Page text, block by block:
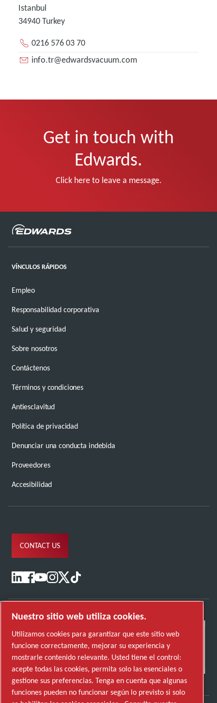
Istanbul
34940Turkey
0216 576 03 70
info.tr@edwardsvacuum.com
Get in touch with
Edwards.
Click here to leave a message.
VÍNCULOS RÁPIDOS
Empleo
Responsabilidad corporativa
Salud y seguridad
Sobre nosotros
Contáctenos
Términos y condiciones
Antiesclavitud
Política de privacidad
Denunciar una conducta indebida
Proveedores
Accesibilidad
CONTACT US
Nuestro sitio web utiliza cookies.
Utilizamos cookies para garantizar que este sitio web
funcione correctamente, mejorar su experiencia y
mostrarle contenido relevante. Usted tiene el control:
acepte todas las cookies, permita solo las esenciales o
gestione sus preferencias. Tenga en cuenta que algunas
funciones pueden no funcionar según lo previsto si solo